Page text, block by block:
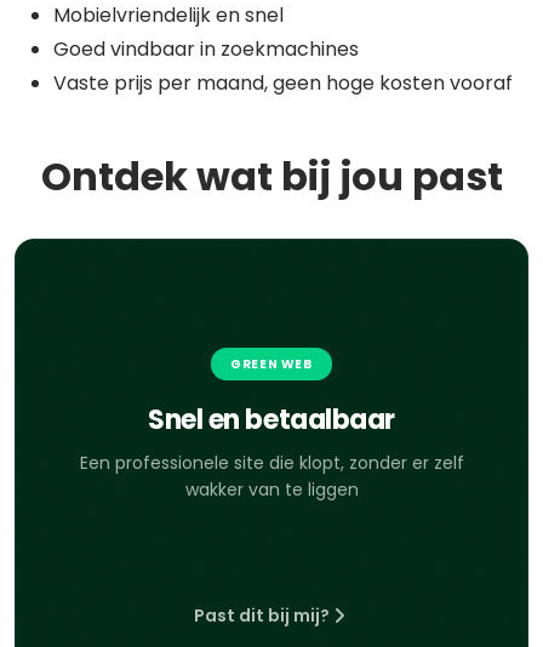
Mobielvriendelijk en snel
Goed vindbaar in zoekmachines
Vaste prijs per maand, geen hoge kosten vooraf
Ontdek wat bij jou past
GREEN WEB
Snel en betaalbaar
Een professionele site die klopt, zonder er zelf
wakker van te liggen
Past dit bij mij?